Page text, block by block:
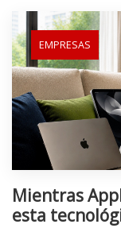
EMPRESAS
Mientras
esta